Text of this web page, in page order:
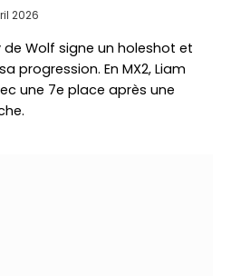
2026
de Wolf signe un holeshot et
progression. En MX2, Liam
une 7e place après une